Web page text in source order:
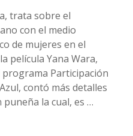
trata sobre el
con el medio
de mujeres en el
película Yana Wara,
Participación
contó más detalles
la cual, es …